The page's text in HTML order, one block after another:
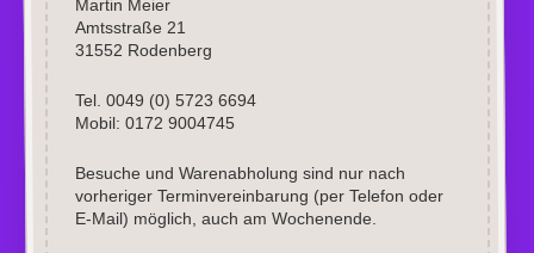
Martin Meier
Amtsstraße 21
31552 Rodenberg
Tel. 0049 (0) 5723 6694
Mobil: 0172 9004745
Besuche und Warenabholung sind nur nach
vorheriger Terminvereinbarung (per Telefon oder
E-Mail) möglich, auch am Wochenende.